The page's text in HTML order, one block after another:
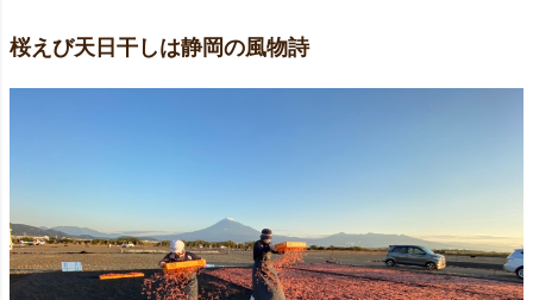
桜えび天日干しは静岡の風物詩